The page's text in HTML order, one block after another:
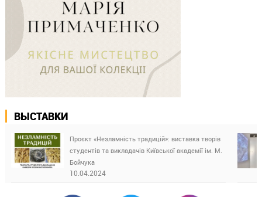
ВЫСТАВКИ
Проєкт «Незламність традицій»: виставка творів
студентів та викладачів Київської академії ім. М.
Бойчука
10.04.2024